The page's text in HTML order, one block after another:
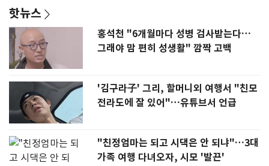
핫뉴스
홍석천 "6개월마다 성병 검사받는다…
그래야 맘 편히 성생활" 깜짝 고백
'김구라子' 그리, 할머니외 여행서 "친모
전라도에 잘 있어"…유튜브서 언급
"친정엄마는 되고 시댁은 안 되냐"…3대
가족 여행 다녀오자, 시모 '발끈'